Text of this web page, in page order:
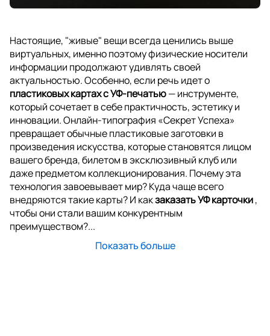
Настоящие, "живые" вещи всегда ценились выше
виртуальных, именно поэтому физические носители
информации продолжают удивлять своей
актуальностью. Особенно, если речь идет о
пластиковых картах с УФ-печатью— инструменте,
который сочетает в себе практичность, эстетику и
инновации. Онлайн-типография «Секрет Успеха»
превращает обычные пластиковые заготовки в
произведения искусства, которые становятся лицом
вашего бренда, билетом в эксклюзивный клуб или
даже предметом коллекционирования. Почему эта
технология завоевывает мир? Куда чаще всего
внедряются такие карты? И какзаказать УФ карточки,
чтобы они стали вашим конкурентным
преимуществом?...
Показать больше